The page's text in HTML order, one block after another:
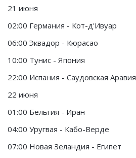
21 июня
02:00 Германия - Кот-д'Ивуар
06:00 Эквадор - Кюрасао
10:00 Тунис - Япония
22:00 Испания - Саудовская Аравия
22 июня
01:00 Бельгия - Иран
04:00 Уругвая - Кабо-Верде
07:00 Новая Зеландия - Египет